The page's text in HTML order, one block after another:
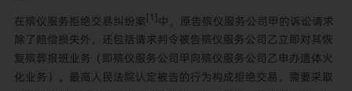
在殡仪服务拒绝交易纠纷案[1] 中，原告殡仪服务公司甲的诉讼请求
除了赔偿损失外，还包括请求判令被告殡仪服务公司乙立即对其恢
复殡葬报班业务（即殡仪服务公司甲向殡仪服务公司乙申办遗体火
化业务）。最高人民法院认定被告的行为构成拒绝交易，需要采取